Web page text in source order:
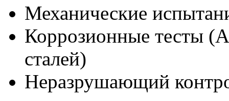
Механические
Коррозионные тесты
сталей)
Неразрушающий